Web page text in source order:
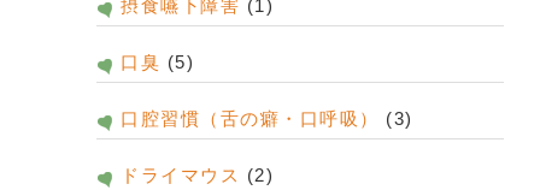
摂食嚥下障害 (1)
口臭 (5)
口腔習慣（舌の癖・口呼吸） (3)
ドライマウス (2)